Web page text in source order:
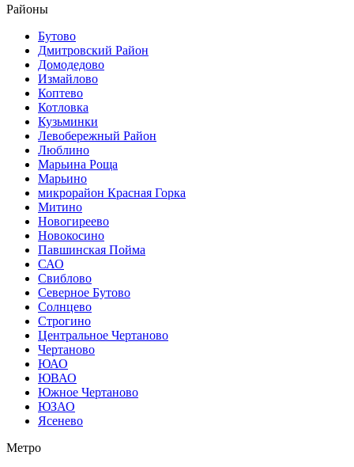
Районы
Бутово
Дмитровский Район
Домодедово
Измайлово
Коптево
Котловка
Кузьминки
Левобережный Район
Люблино
Марьина Роща
Марьино
микрорайон Красная Горка
Митино
Новогиреево
Новокосино
Павшинская Пойма
САО
Свиблово
Северное Бутово
Солнцево
Строгино
Центральное Чертаново
Чертаново
ЮАО
ЮВАО
Южное Чертаново
ЮЗАО
Ясенево
Метро